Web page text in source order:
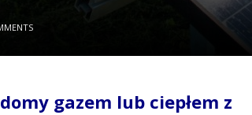
gazem lub ciepłem z